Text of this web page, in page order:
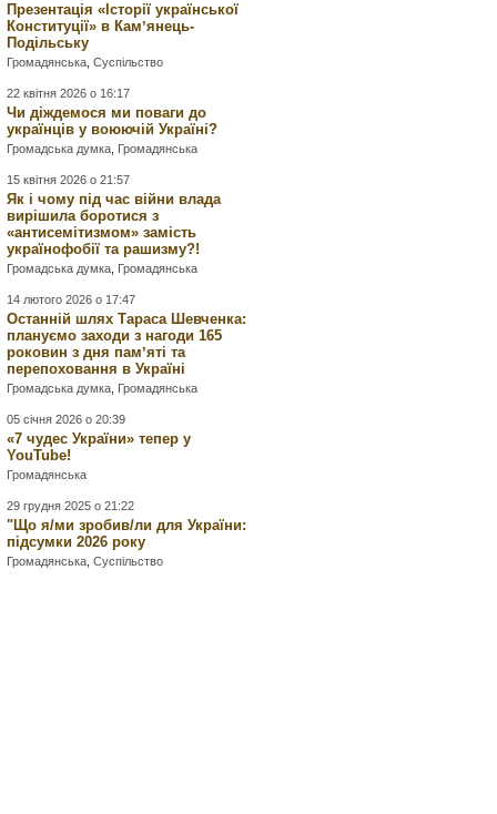
Презентація «Історії української
Конституції» в Камʼянець-
Подільську
Громадянська ,Суспільство
22 квітня 2026 о 16:17
Чи діждемося ми поваги до
українців у воюючій Україні?
Громадська думка Громадянська
15 квітня 2026 о 21:57
Як і чому під час війни влада
вирішила боротися з
«антисемітизмом» замість
українофобії та рашизму?!
Громадська думка Громадянська
14 лютого 2026 о 17:47
Останній шлях Тараса Шевченка:
плануємо заходи з нагоди 165
роковин з дня памʼяті та
перепоховання в Україні
Громадська думка Громадянська
05 січня 2026 о 20:39
«7 чудес України» тепер у
YouTube!
Громадянська
29 грудня 2025 о 21:22
"Що я/ми зробив/ли для України:
підсумки 2026 року
Громадянська ,Суспільство